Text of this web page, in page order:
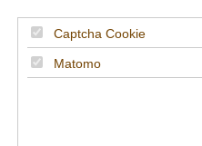
Captcha Cookie
Matomo